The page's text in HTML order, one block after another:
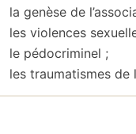
la genèse de
les violences
le pédocriminel ;
les traumatismes de